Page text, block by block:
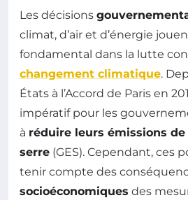
Les décisions
climat, d’air et d’énergie
fondamental dans la lutte
changement climatique.
États à l’Accord de Paris en
impératif pour les
à réduire leurs émissions
serre (GES). Cependant, ces
tenir compte des
socioéconomiques des